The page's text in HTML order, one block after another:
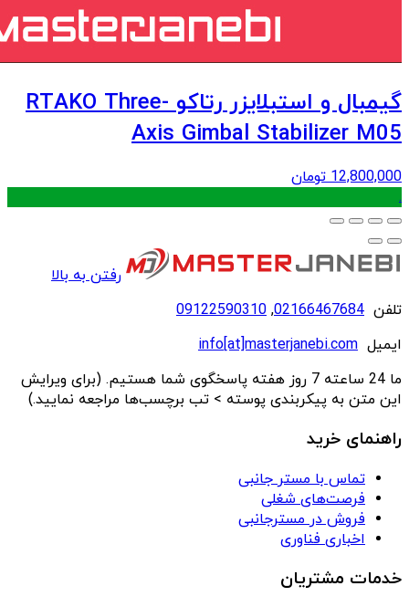
گیمبال و استبلایزر رتاکو RTAKO Three-
Axis Gimbal Stabilizer M05
12,800,000 تومان
.
رفتن به بالا
تلفن 02166467684
,
09122590310
ایمیل info[at]masterjanebi.com
ما 24 ساعته 7 روز هفته پاسخگوی شما هستیم. (برای ویرایش
این متن به پیکربندی پوسته > تب برچسب‌ها مراجعه نمایید.)
راهنمای خرید
تماس با مستر جانبی
فرصت‌های شغلی
فروش در مسترجانبی
اخباری فناوری
خدمات مشتریان